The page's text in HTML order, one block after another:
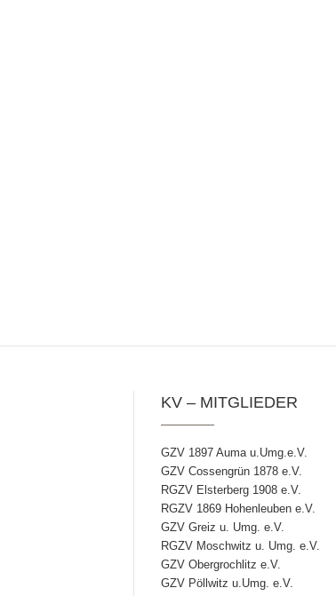
KV – MITGLIEDER
GZV 1897 Auma u.Umg.e.V.
GZV Cossengrün 1878 e.V.
RGZV Elsterberg 1908 e.V.
RGZV 1869 Hohenleuben e.V.
GZV Greiz u. Umg. e.V.
RGZV Moschwitz u. Umg. e.V.
GZV Obergrochlitz e.V.
GZV Pöllwitz u.Umg. e.V.